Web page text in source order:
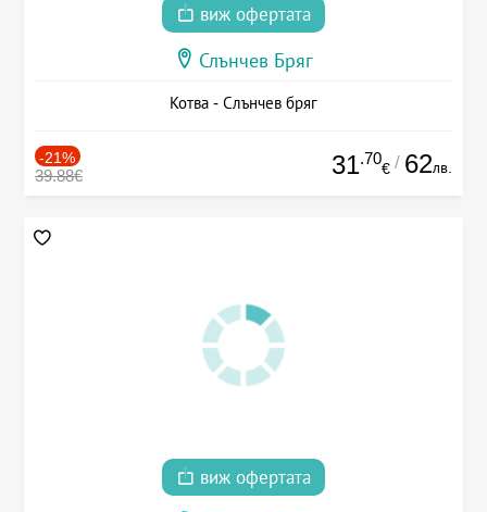
виж офертата
Слънчев Бряг
Котва - Слънчев бряг
-21%
39.88€ 31.70
€ / 62лв.
виж офертата